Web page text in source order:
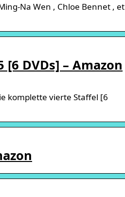
Na Wen , Chloe Bennet , et
[6 DVDs] – Amazon
komplette vierte Staffel [6